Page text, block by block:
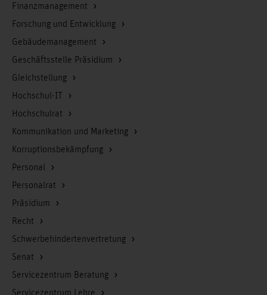
Finanzmanagement
Forschung und Entwicklung
Gebäudemanagement
Geschäftsstelle Präsidium
Gleichstellung
Hochschul-IT
Hochschulrat
Kommunikation und Marketing
Korruptionsbekämpfung
Personal
Personalrat
Präsidium
Recht
Schwerbehindertenvertretung
Senat
Servicezentrum Beratung